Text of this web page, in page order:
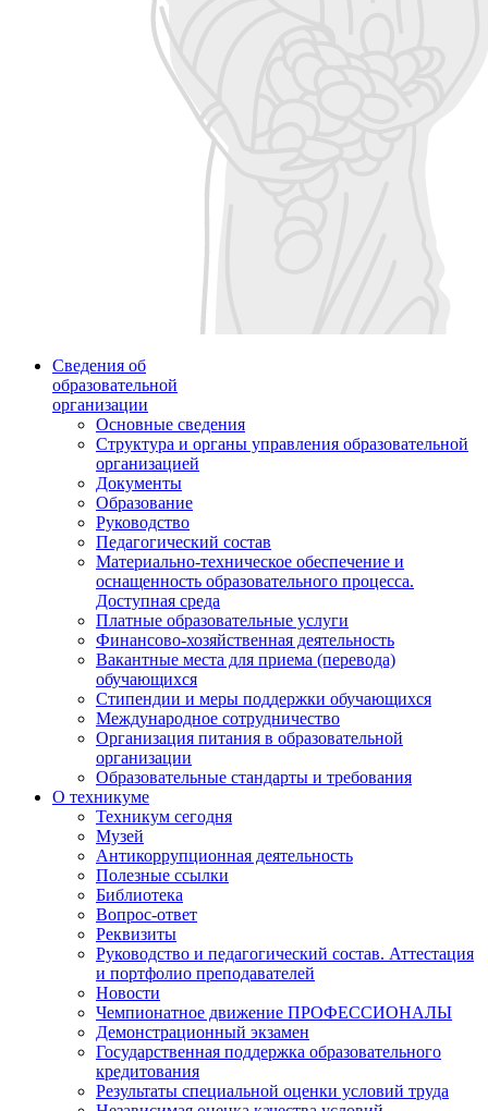
Сведения об
образовательной
организации
Основные сведения
Структура и органы управления образовательной
организацией
Документы
Образование
Руководство
Педагогический состав
Материально-техническое обеспечение и
оснащенность образовательного процесса.
Доступная среда
Платные образовательные услуги
Финансово-хозяйственная деятельность
Вакантные места для приема (перевода)
обучающихся
Стипендии и меры поддержки обучающихся
Международное сотрудничество
Организация питания в образовательной
организации
Образовательные стандарты и требования
О техникуме
Техникум сегодня
Музей
Антикоррупционная деятельность
Полезные ссылки
Библиотека
Вопрос-ответ
Реквизиты
Руководство и педагогический состав. Аттестация
и портфолио преподавателей
Новости
Чемпионатное движение ПРОФЕССИОНАЛЫ
Демонстрационный экзамен
Государственная поддержка образовательного
кредитования
Результаты специальной оценки условий труда